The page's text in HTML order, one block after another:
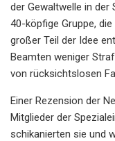
der Gewaltwelle in der
40-köpfige Gruppe,
großer Teil der Idee
Beamten weniger
von rücksichtslosen
Einer Rezension der
Mitglieder der
schikanierten sie und